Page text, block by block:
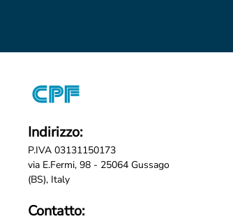
Indirizzo:
P.IVA 03131150173
via E.Fermi, 98 - 25064 Gussago
(BS), Italy
Contatto: